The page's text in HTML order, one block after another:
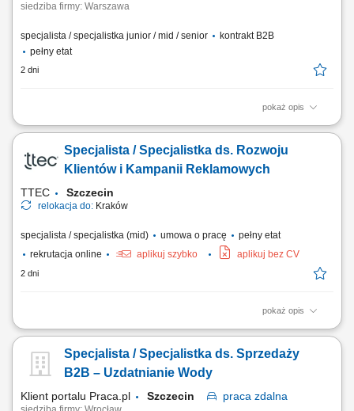
siedziba firmy: Warszawa
specjalista / specjalistka junior / mid / senior
kontrakt B2B
pełny etat
2 dni
pokaż opis
Zadania, które na Ciebie czekają: Aktywne pozyskiwanie nowych
odpowiedzialnych za decyzje zakupowe; Prowadzenie rozmów
handlowych, spotkań oraz negocjacji z klientami; Identyfikacja potrzeb
Specjalista / Specjalistka ds. Rozwoju
Klientów i Kampanii Reklamowych
TTEC Szczecin
relokacja do: Kraków
specjalista / specjalistka (mid) umowa o pracę
pełny etat
rekrutacja online
aplikuj szybko aplikuj bez CV
2 dni
pokaż opis
Opis stanowiska rozwijanie współpracy z klientami biznesowymi
kampanii reklamowych oraz rekomendowanie działań zwiększających
ich skuteczność, identyfikowanie możliwości rozwoju kont i
Specjalista / Specjalistka ds. Sprzedaży
B2B – Uzdatnianie Wody
Klient portalu Praca.pl Szczecin praca zdalna